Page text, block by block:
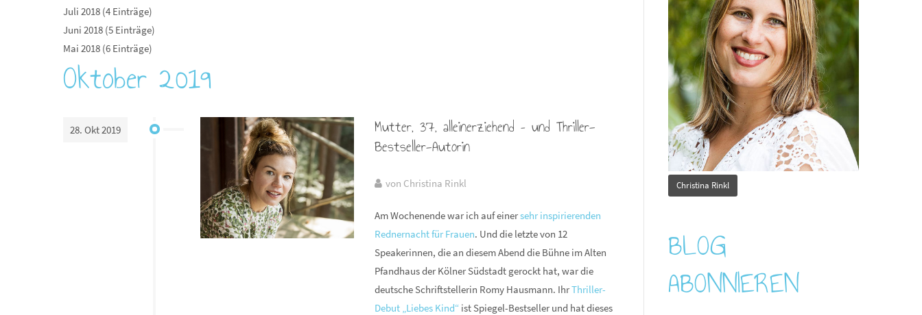
Juli 2018 (4 Einträge)
Juni 2018 (5 Einträge)
Mai 2018 (6 Einträge)
Oktober 2019
28. Okt 2019
Mutter, 37, alleinerziehend – und Thriller-
Bestseller-Autorin
von Christina Rinkl
Am Wochenende war ich auf einersehr inspirierenden
Rednernacht für Frauen. Und die letzte von 12
Speakerinnen, die an diesem Abend die Bühne im Alten
Pfandhaus der Kölner Südstadt gerockt hat, war die
deutsche Schriftstellerin Romy Hausmann. IhrThriller-
Debut „Liebes Kind“ ist Spiegel-Bestseller und hat dieses
Christina Rinkl
BLOG
ABONNIEREN